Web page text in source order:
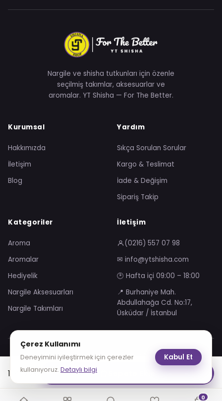
1,141.77₺
Nargile ve shisha tutkunları için özenle
seçilmiş takımlar, aksesuarlar ve
aromalar. YT Shisha — For The Better.
Kurumsal
Hakkımızda
İletişim
Blog
Yardım
Sıkça Sorulan Sorular
Kargo & Teslimat
İade & Değişim
Sipariş Takip
Kategoriler
Aroma
Aromalar
Hediyelik
Nargile Aksesuarları
Nargile Takımları
İletişim
(0216) 557 07 98
✉ info@ytshisha.com
🕑 Hafta içi 09:00 – 18:00
📍 Burhaniye Mah.
Abdullahağa Cd. No:17,
Üsküdar / İstanbul
Mesafeli Satış SözleşmesiGizlilik Sözleşmesi
KVKK Aydınlatma Metni
Çerez Politikası
© 2026 YT Shisha. Tüm hakları saklıdır. 0
Çerez Kullanımı
Deneyimini iyileştirmek için çerezler
kullanıyoruz. Detaylı bilgi
Kabul Et